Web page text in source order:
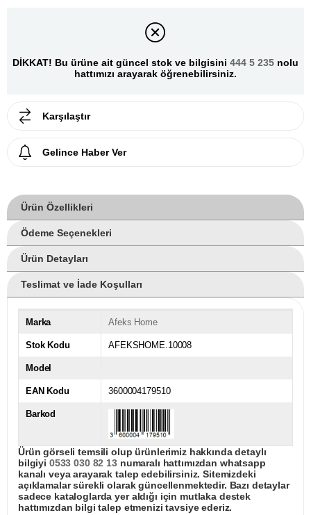
DİKKAT! Bu ürüne ait güncel stok ve bilgisini 444 5 235 nolu
hattımızı arayarak öğrenebilirsiniz.
Karşılaştır
Gelince Haber Ver
Ürün Özellikleri
Ödeme Seçenekleri
Ürün Detayları
Teslimat ve İade Koşulları
Marka Afeks Home
Stok Kodu AFEKSHOME.10008
Model
EAN Kodu 3600004179510
Barkod
Ürün görseli temsili olup ürünlerimiz hakkında detaylı
bilgiyi 0533 030 82 13numaralı hattımızdan whatsapp
kanalı veya arayarak talep edebilirsiniz. Sitemizdeki
açıklamalar sürekli olarak güncellenmektedir. Bazı detaylar
sadece kataloglarda yer aldığı için mutlaka destek
hattımızdan bilgi talep etmenizi tavsiye ederiz.